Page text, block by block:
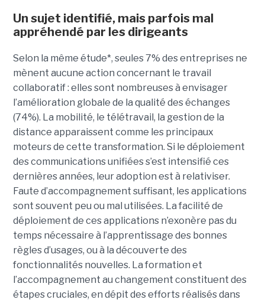
Un sujet identifié, mais parfois mal
appréhendé par les dirigeants
Selon la même étude*, seules 7% des entreprises ne
mènent aucune action concernant le travail
collaboratif : elles sont nombreuses à envisager
l’amélioration globale de la qualité des échanges
(74%). La mobilité, le télétravail, la gestion de la
distance apparaissent comme les principaux
moteurs de cette transformation. Si le déploiement
des communications unifiées s’est intensifié ces
dernières années, leur adoption est à relativiser.
Faute d’accompagnement suffisant, les applications
sont souvent peu ou mal utilisées. La facilité de
déploiement de ces applications n’exonère pas du
temps nécessaire à l’apprentissage des bonnes
règles d’usages, ou à la découverte des
fonctionnalités nouvelles. La formation et
l’accompagnement au changement constituent des
étapes cruciales, en dépit des efforts réalisés dans